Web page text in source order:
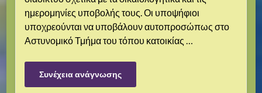
ημερομηνίες υποβολής τους. Οι υποψήφιοι
υποχρεούνται να υποβάλουν αυτοπροσώπως στο
Αστυνομικό Τμήμα του τόπου κατοικίας …
Συνέχεια ανάγνωσης